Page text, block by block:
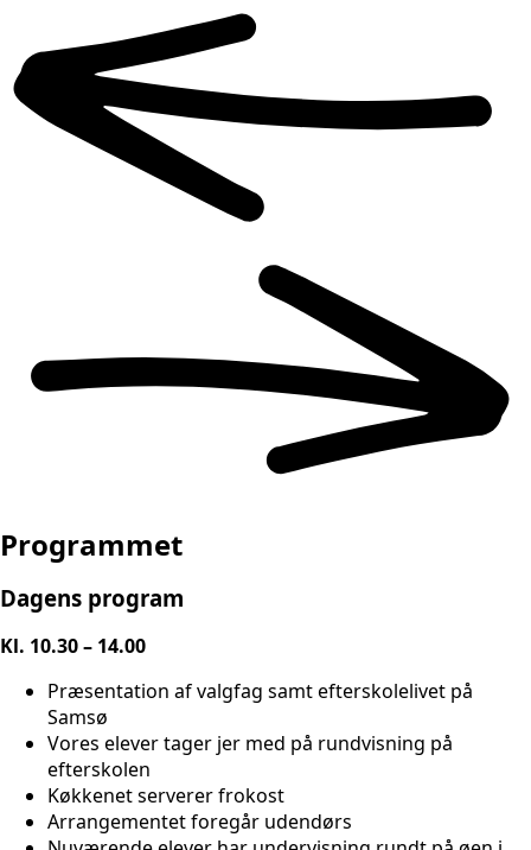
Programmet
Dagens program
Kl. 10.30 – 14.00
Præsentation af valgfag samt efterskolelivet på
Samsø
Vores elever tager jer med på rundvisning på
efterskolen
Køkkenet serverer frokost
Arrangementet foregår udendørs